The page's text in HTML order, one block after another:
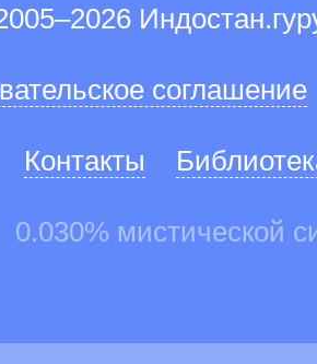
соглашение
Контакты
0.030% мистической